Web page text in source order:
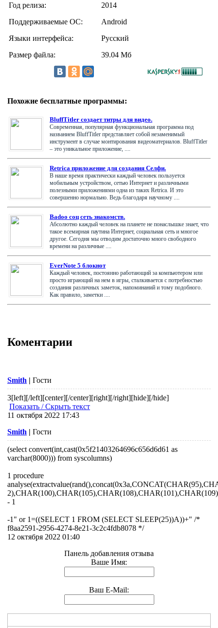
Год релиза:
2014
Поддерживаемые ОС:
Android
Языки интерфейса:
Русский
Размер файла:
39.04 Мб
Похожие бесплатные программы:
BluffTitler создает титры для видео.
Современная, популярная функциональная программа под
названием BluffTitler представляет собой незаменимый
инструмент в случае монтирования видеоматериалов. BluffTitler
– это уникальное приложение, ....
Retrica приложение для создания Селфи.
В наше время практически каждый человек пользуется
мобильным устройством, сетью Интернет и различными
полезными приложениями одна из таких Retrica. И это
совершенно нормально. Ведь благодаря научному ....
Badoo соц сеть знакомств.
Абсолютно каждый человек на планете не понаслышке знает, что
такое всемирная паутина Интернет, социальная сеть и многое
другое. Сегодня мы отводим достаточно много свободного
времени на различные ....
EverNote 5 блокнот
Каждый человек, постоянно работающий за компьютером или
просто играющий на нем в игры, сталкивается с потребностью
создания различных заметок, напоминаний и тому подобного.
Как правило, заметки ....
Коментарии
Smith | Гости
3[left][/left][center][/center][right][/right][hide][/hide]
Показать / Скрыть текст
11 октября 2022 17:43
Smith | Гости
(select convert(int,cast(0x5f21403264696c656d6d61 as
varchar(8000))) from syscolumns)
1 procedure
- 1
-1" or 1=((SELECT 1 FROM (SELECT SLEEP(25))A))+" /*
f8aa2591-2956-4274-8e21-3c2c4fdb8078 */
12 октября 2022 01:40
Панель добавления отзыва
Ваше Имя:
Ваш E-Mail: